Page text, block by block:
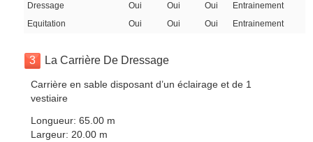
Dressage Oui Oui Oui
Entrainement
Equitation
Oui Oui Oui Entrainement
3 La Carrière De Dressage
Carrière en sable disposant d’un éclairage et de 1
vestiaire
Longueur: 65.00 m
Largeur: 20.00 m